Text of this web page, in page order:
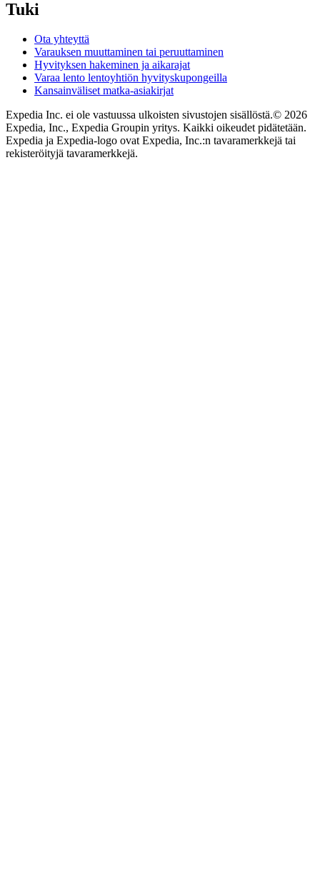
Tuki
Ota yhteyttä
Varauksen muuttaminen tai peruuttaminen
Hyvityksen hakeminen ja aikarajat
Varaa lento lentoyhtiön hyvityskupongeilla
Kansainväliset matka-asiakirjat
Expedia Inc. ei ole vastuussa ulkoisten sivustojen sisällöstä.© 2026
Expedia, Inc., Expedia Groupin yritys. Kaikki oikeudet pidätetään.
Expedia ja Expedia-logo ovat Expedia, Inc.:n tavaramerkkejä tai
rekisteröityjä tavaramerkkejä.